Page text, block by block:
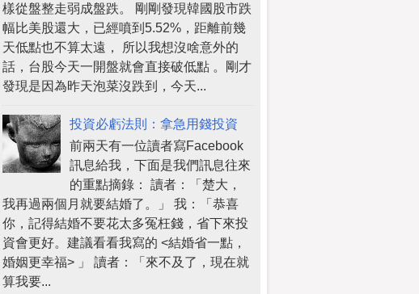
樣從盤整走弱成盤跌。 剛剛發現韓國股市跌
幅比美股還大，已經噴到5.52%，距離前幾
天低點也不算太遠， 所以我想沒啥意外的
話，台股今天一開盤就會直接破低點 。剛才
發現是因為昨天泡菜沒跌到，今天...
投資必虧法則：拿急用錢投資
前兩天有一位讀者寫Facebook
訊息給我，下面是我們訊息往來
的重點摘錄： 讀者：「楚大，
我再過兩個月就要結婚了。」 我：「恭喜
你，記得結婚不要花太多冤枉錢，省下來投
資會更好。建議看看我寫的 <結婚省一點，
婚姻更幸福> 」 讀者：「來不及了，現在就
算我要...